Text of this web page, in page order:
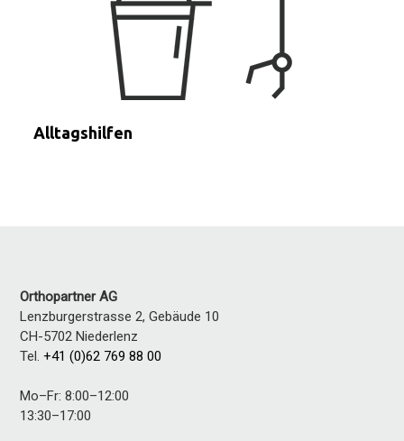
Alltagshilfen
Orthopartner AG
Lenzburgerstrasse 2, Gebäude 10
CH-5702 Niederlenz
Tel.+41 (0)62 769 88 00
Mo–Fr: 8:00–12:00
13:30–17:00